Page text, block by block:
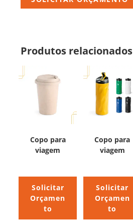
Produtos relacionados
Copo para
viagem
Solicitar
Orçamen
to
Copo para
viagem
Solicitar
Orçamen
to